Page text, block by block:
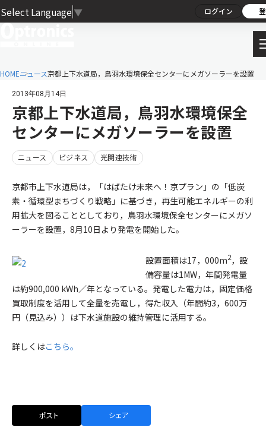
Select Language ▼ ログイン
HOMEニュース京都上下水道局，鳥羽水環境保全センターにメガソーラーを設置
2013年08月14日
京都上下水道局，鳥羽水環境保全
センターにメガソーラーを設置
ニュース ビジネス 光関連技術
京都市上下水道局は，「はばたけ未来へ！京プラン」の「低炭
素・循環型まちづくり戦略」に基づき，再生可能エネルギーの利
用拡大を図ることとしており，鳥羽水環境保全センターにメガソ
ーラーを設置，8月10日より発電を開始した。
設置面積は17，000m2，設
備容量は1MW，年間発電量
は約900,000 kWh／年となっている。発電した電力は，固定価格
買取制度を活用して全量を売電し，得た収入（年間約3，600万
円（見込み））は下水道施設の維持管理に活用する。
詳しくはこちら。
ポスト シェア